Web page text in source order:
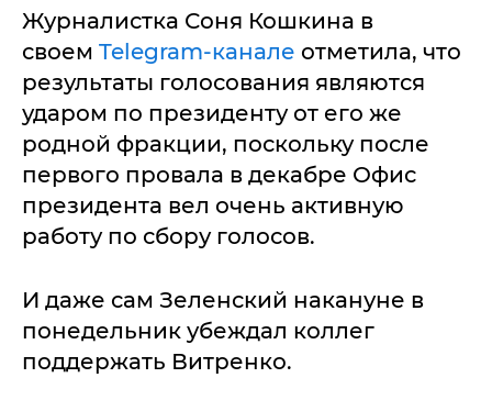
Журналистка Соня Кошкина в
своем Telegram-канале отметила, что
результаты голосования являются
ударом по президенту от его же
родной фракции, поскольку после
первого провала в декабре Офис
президента вел очень активную
работу по сбору голосов.
И даже сам Зеленский накануне в
понедельник убеждал коллег
поддержать Витренко.